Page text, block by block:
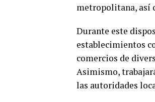
metropolitana, así
Durante este
establecimientos
comercios de
Asimismo,
las autoridades